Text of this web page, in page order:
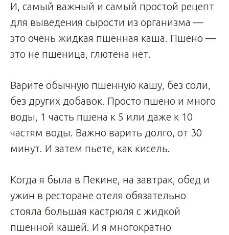
И, самый важный и самый простой рецепт
для выведения сырости из организма —
это очень жидкая пшенная каша. Пшено —
это не пшеница, глютена нет.
Варите обычную пшенную кашу, без соли,
без других добавок. Просто пшено и много
воды, 1 часть пшена к 5 или даже к 10
частям воды. Важно варить долго, от 30
минут. И затем пьете, как кисель.
Когда я была в Пекине, на завтрак, обед и
ужин в ресторане отеля обязательно
стояла большая кастрюля с жидкой
пшенной кашей. И я многократно